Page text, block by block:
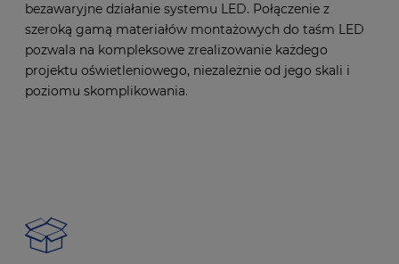
bezawaryjne działanie systemu LED. Połączenie z
szeroką gamą materiałów montażowych do taśm LED
pozwala na kompleksowe zrealizowanie każdego
projektu oświetleniowego, niezależnie od jego skali i
poziomu skomplikowania.